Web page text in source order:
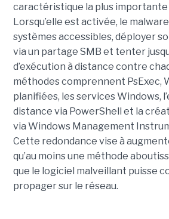
caractéristique la plus importante
Lorsqu’elle est activée, le
systèmes accessibles, déployer
via un partage SMB et tenter
d’exécution à distance contre
méthodes comprennent PsExec,
planifiées, les services Windows,
distance via PowerShell et la
via Windows Management
Cette redondance vise à
qu’au moins une méthode
que le logiciel malveillant puisse
propager sur le réseau.